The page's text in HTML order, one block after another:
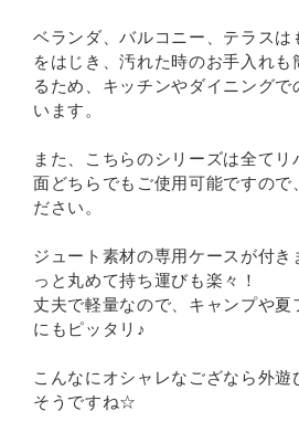
ベランダ、バルコニー、テラスは
をはじき、汚れた時のお手入れも
るため、キッチンやダイニングで
います。
また、こちらのシリーズは全てリ
面どちらでもご使用可能ですので
ださい。
ジュート素材の専用ケースが付き
っと丸めて持ち運びも楽々！
丈夫で軽量なので、キャンプや夏
にもピッタリ♪
こんなにオシャレなござなら外遊
そうですね☆